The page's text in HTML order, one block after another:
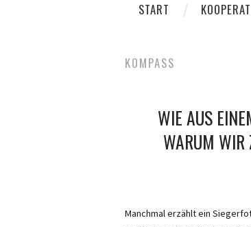
START
KOMPASS
WIE AUS
WARUM WIR
Manchmal erzählt ein